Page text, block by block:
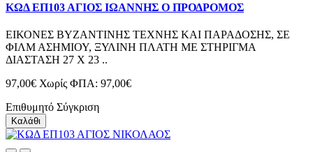
ΚΩΔ ΕΠ103 ΑΓΙΟΣ ΙΩΑΝΝΗΣ Ο ΠΡΟΔΡΟΜΟΣ
ΕΙΚΟΝΕΣ ΒΥΖΑΝΤΙΝΗΣ ΤΕΧΝΗΣ ΚΑΙ ΠΑΡΑΔΟΣΗΣ, ΣΕ
ΦΙΛΜ ΑΣΗΜΙΟΥ, ΞΥΛΙΝΗ ΠΛΑΤΗ ΜΕ ΣΤΗΡΙΓΜΑ
ΔΙΑΣΤΑΣΗ 27 Χ 23 ..
97,00€ Χωρίς ΦΠΑ: 97,00€
Επιθυμητό Σύγκριση
Καλάθι